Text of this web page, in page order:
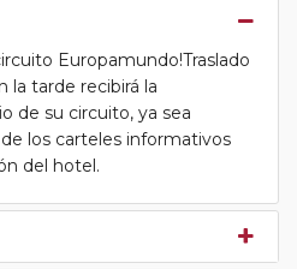
Europamundo!Traslado
la tarde recibirá la
de su circuito, ya sea
los carteles informativos
del hotel.